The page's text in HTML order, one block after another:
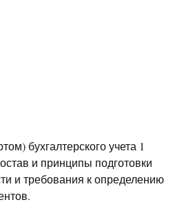
бухгалтерского учета 1
и принципы подготовки
и требования к определению